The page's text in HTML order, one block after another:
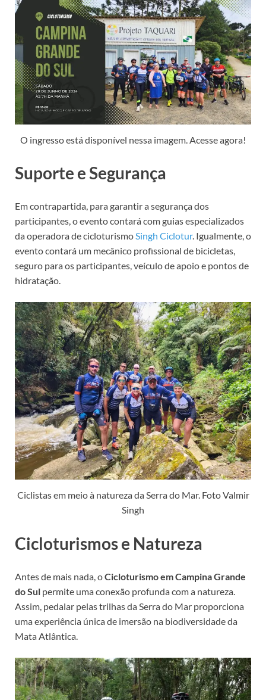
O ingresso está disponível nessa imagem. Acesse agora!
Suporte e Segurança
Em contrapartida, para garantir a segurança dos
participantes, o evento contará com guias especializados
da operadora de cicloturismoSingh Ciclotur. Igualmente, o
evento contará um mecânico profissional de bicicletas,
seguro para os participantes, veículo de apoio e pontos de
hidratação.
Ciclistas em meio à natureza da Serra do Mar. Foto Valmir
Singh
Cicloturismos e Natureza
Antes de mais nada, oCicloturismo em Campina Grande
do Sul permite uma conexão profunda com a natureza.
Assim, pedalar pelas trilhas da Serra do Mar proporciona
uma experiência única de imersão na biodiversidade da
Mata Atlântica.